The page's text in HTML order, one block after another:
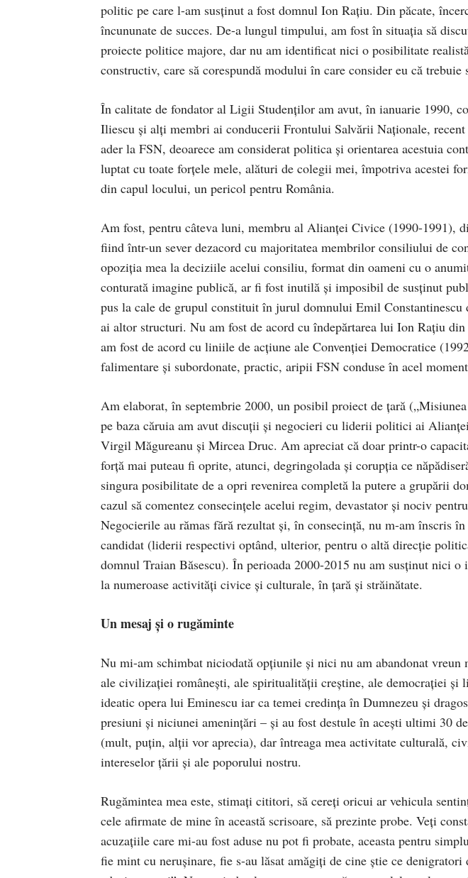
politic pe care l-am susținut a fost domnul Ion Rațiu. Din păcate,
încununate de succes. De-a lungul timpului, am fost în situația să
proiecte politice majore, dar nu am identificat nici o posibilitate
constructiv, care să corespundă modului în care consider eu că trebuie
În calitate de fondator al Ligii Studenților am avut, în ianuarie 1990,
Iliescu și alți membri ai conducerii Frontului Salvării Naționale,
ader la FSN, deoarece am considerat politica și orientarea acestuia
luptat cu toate forțele mele, alături de colegii mei, împotriva acestei
din capul locului, un pericol pentru România.
Am fost, pentru câteva luni, membru al Alianței Civice (1990-1991),
fiind într-un sever dezacord cu majoritatea membrilor consiliului de
opoziția mea la deciziile acelui consiliu, format din oameni cu o
conturată imagine publică, ar fi fost inutilă și imposibil de susținut
pus la cale de grupul constituit în jurul domnului Emil
ai altor structuri. Nu am fost de acord cu îndepărtarea lui Ion Rațiu
am fost de acord cu liniile de acțiune ale Convenției Democratice
falimentare și subordonate, practic, aripii FSN conduse în acel
Am elaborat, în septembrie 2000, un posibil proiect de țară
pe baza căruia am avut discuții și negocieri cu liderii politici ai
Virgil Măgureanu și Mircea Druc. Am apreciat că doar printr-o
forță mai puteau fi oprite, atunci, degringolada și corupția ce
singura posibilitate de a opri revenirea completă la putere a grupării
cazul să comentez consecințele acelui regim, devastator și nociv
Negocierile au rămas fără rezultat și, în consecință, nu m-am înscris
candidat (liderii respectivi optând, ulterior, pentru o altă direcție
domnul Traian Băsescu). În perioada 2000-2015 nu am susținut nici
la numeroase activități civice și culturale, în țară și străinătate.
Un mesaj și o rugăminte
Nu mi-am schimbat niciodată opțiunile și nici nu am abandonat vreun
ale civilizației românești, ale spiritualității creștine, ale democrației și
ideatic opera lui Eminescu iar ca temei credința în Dumnezeu și
presiuni și niciunei amenințări – și au fost destule în acești ultimi 30
(mult, puțin, alții vor aprecia), dar întreaga mea activitate culturală,
intereselor țării și ale poporului nostru.
Rugămintea mea este, stimați cititori, să cereți oricui ar vehicula
cele afirmate de mine în această scrisoare, să prezinte probe. Veți
acuzațiile care mi-au fost aduse nu pot fi probate, aceasta pentru
fie mint cu nerușinare, fie s-au lăsat amăgiți de cine știe ce